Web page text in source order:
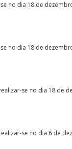
no dia 18 de
no dia 18 de
se no dia 18 de
se no dia 6 de